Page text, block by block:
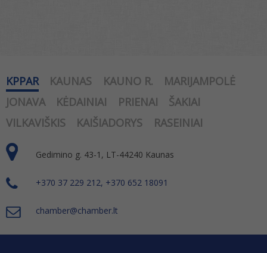
KPPAR KAUNAS KAUNO R.
MARIJAMPOLĖ
JONAVA
KĖDAINIAI PRIENAI
ŠAKIAI
VILKAVIŠKIS
KAIŠIADORYS RASEINIAI
Gedimino g. 43-1, LT-44240 Kaunas
+370 37 229 212, +370 652 18091
chamber@chamber.lt